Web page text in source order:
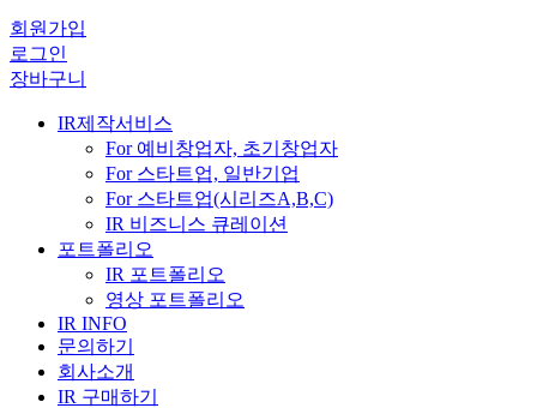
회원가입
로그인
장바구니
IR제작서비스
For 예비창업자, 초기창업자
For 스타트업, 일반기업
For 스타트업(시리즈A,B,C)
IR 비즈니스 큐레이션
포트폴리오
IR 포트폴리오
영상 포트폴리오
IR INFO
문의하기
회사소개
IR 구매하기